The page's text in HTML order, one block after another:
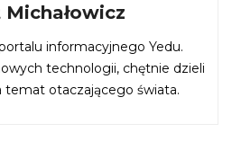
Michałowicz
informacyjnego Yedu.
technologii, chętnie dzieli
temat otaczającego świata.